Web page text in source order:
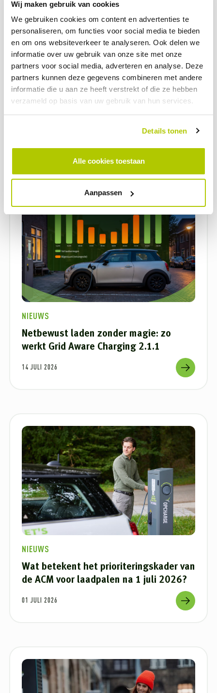
Wij maken gebruik van cookies
We gebruiken cookies om content en advertenties te
personaliseren, om functies voor social media te bieden
en om ons websiteverkeer te analyseren. Ook delen we
informatie over uw gebruik van onze site met onze
partners voor social media, adverteren en analyse. Deze
partners kunnen deze gegevens combineren met andere
informatie die u aan ze heeft verstrekt of die ze hebben
verzameld op basis van uw gebruik van hun services.
Details tonen
Alle cookies toestaan
Aanpassen
DEEL DIT BERICHT
LinkedIn TERUG NAAR OVERZICHT
Gerelateerde artikelen
NIEUWS
Netbewust laden zonder magie: zo
werkt Grid Aware Charging 2.1.1
14 JULI 2026
NIEUWS
Wat betekent het prioriteringskader van
de ACM voor laadpalen na 1 juli 2026?
01 JULI 2026